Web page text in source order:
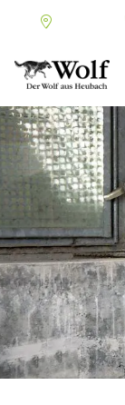
Direkt
zum
Inhalt